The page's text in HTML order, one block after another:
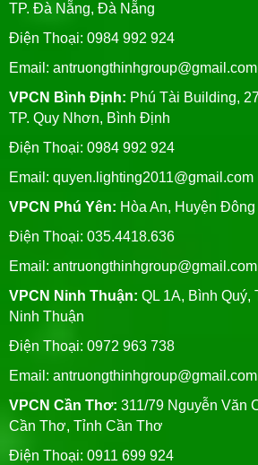
TP. Đà Nẵng, Đà Nẵng
Điện Thoại: 0984 992 924
Email: antruongthinhgroup@gmail.com
VPCN Bình Định: Phú Tài Building,
TP. Quy Nhơn, Bình Định
Điện Thoại: 0984 992 924
Email: quyen.lighting2011@gmail.com
VPCN Phú Yên: Hòa An, Huyện
Điện Thoại: 035.4418.636
Email: antruongthinhgroup@gmail.com
VPCN Ninh Thuận: QL 1A, Bình Quý,
Ninh Thuận
Điện Thoại: 0972 963 738
Email: antruongthinhgroup@gmail.com
VPCN Cần Thơ: 311/79 Nguyễn Văn
Cần Thơ, Tỉnh Cần Thơ
Điện Thoại: 0911 699 924